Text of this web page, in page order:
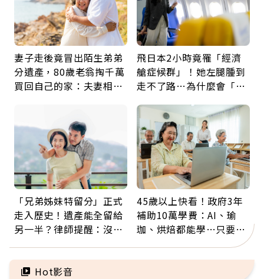
妻子走後竟冒出陌生弟弟
分遺產，80歲老翁掏千萬
買回自己的家：夫妻相守
飛日本2小時竟罹「經濟
艙症候群」！她左腿腫到
走不了路…為什麼會「靜
「兄弟姊妹特留分」正式
走入歷史！遺產能全留給
另一半？律師提醒：沒做
45歲以上快看！政府3年
補助10萬學費：AI、瑜
珈、烘焙都能學…只要願
Hot影音